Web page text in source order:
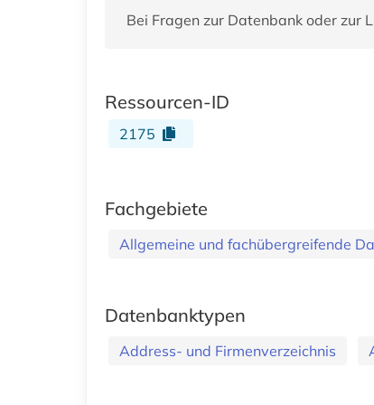
Bei Fragen zur Datenbank oder zur
Ressourcen-ID
2175
Fachgebiete
Allgemeine und fachübergreifende
Datenbanktypen
Address- und Firmenverzeichnis